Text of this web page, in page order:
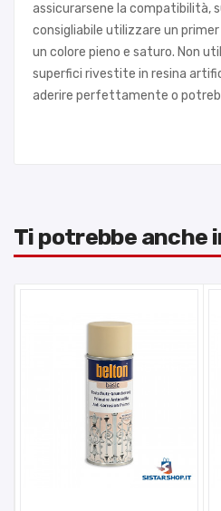
assicurarsene la compatibilità,
consigliabile utilizzare un
un colore pieno e saturo. Non
superfici rivestite in resina
aderire perfettamente o
Ti potrebbe anche